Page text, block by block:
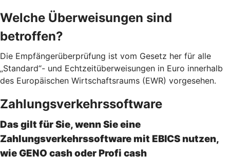
Welche Überweisungen sind
betroffen?
Die Empfängerüberprüfung ist vom Gesetz her für alle
„Standard“- und Echtzeitüberweisungen in Euro innerhalb
des Europäischen Wirtschaftsraums (EWR) vorgesehen.
Zahlungsverkehrssoftware
Das gilt für Sie, wenn Sie eine
Zahlungsverkehrssoftware mit EBICS nutzen,
wie GENO cash oder Profi cash